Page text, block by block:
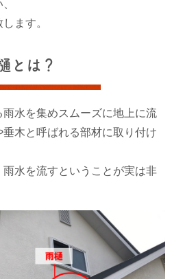
ます。
とは？
水を集めスムーズに地上に流
木と呼ばれる部材に取り付け
水を流すということが実は非